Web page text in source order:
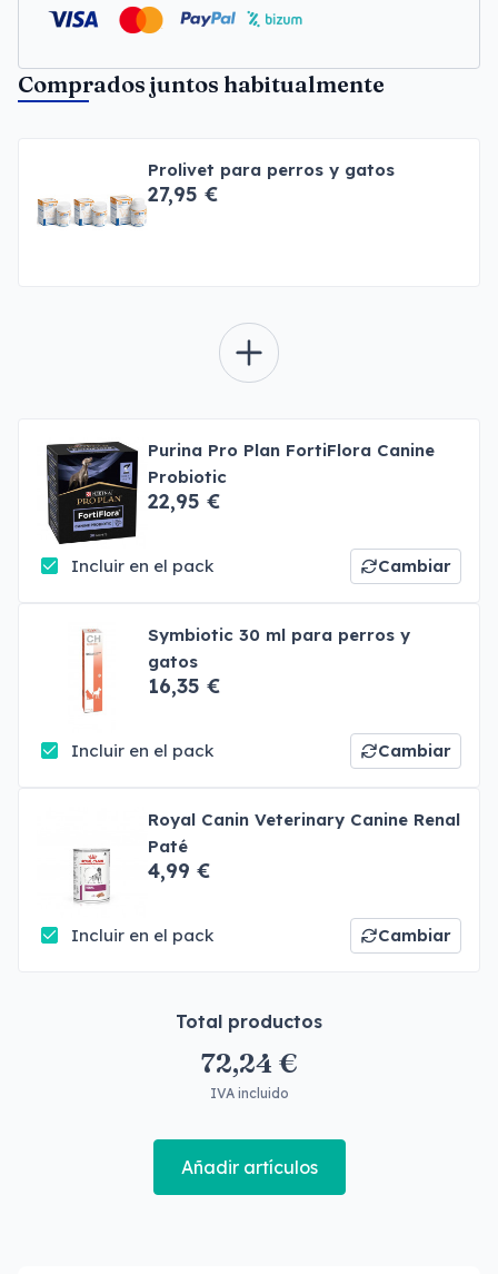
Comprados juntos habitualmente
Prolivet para perros y gatos
27,95 €
Purina Pro Plan FortiFlora Canine
Probiotic
22,95 €
Incluir en el pack Cambiar
Symbiotic 30 ml para perros y
gatos
16,35 €
Incluir en el pack Cambiar
Royal Canin Veterinary Canine Renal
Paté
4,99 €
Incluir en el pack Cambiar
Total productos
72,24 €
IVA incluido
Añadir artículos